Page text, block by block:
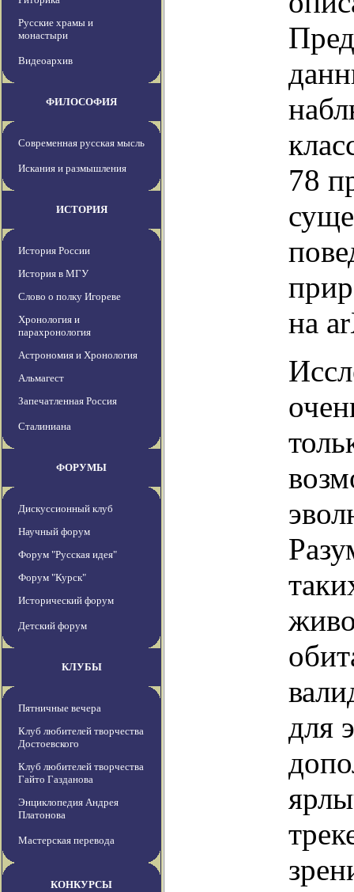
Русские храмы и
монастыри
Видеоархив
ФИЛОСОФИЯ
Современная русская мысль
Искания и размышления
ИСТОРИЯ
История России
История в МГУ
Слово о полку Игореве
Хронология и
парахронология
Астрономия и Хронология
Альмагест
Запечатленная Россия
Сталиниана
ФОРУМЫ
Дискуссионный клуб
Научный форум
Форум "Русская идея"
Форум "Курск"
Исторический форум
Детский форум
КЛУБЫ
Пятничные вечера
Клуб любителей творчества
Достоевского
Клуб любителей творчества
Гайто Газданова
Энциклопедия Андрея
Платонова
Мастерская перевода
КОНКУРСЫ
78
на
для